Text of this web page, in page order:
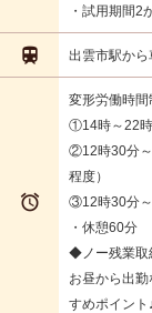
・試用期間
 出雲市駅か

変形労働時
①14時～22時
②12時30分～
程度）
③12時30分～
・休憩60分
◆ノー残業取
お昼から出
すめポイント